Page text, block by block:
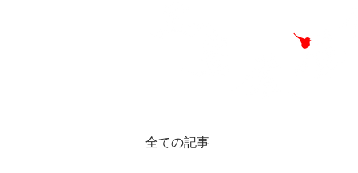
全ての記事